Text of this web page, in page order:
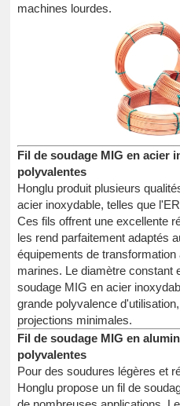
machines lourdes.
Fil de soudage MIG en acier
polyvalentes
Honglu produit plusieurs
acier inoxydable, telles que
Ces fils offrent une excellente
les rend parfaitement adaptés
équipements de
marines. Le diamètre constant
soudage MIG en acier
grande polyvalence
projections minimales.
Fil de soudage MIG en
polyvalentes
Pour des soudures légères et
Honglu propose un fil de